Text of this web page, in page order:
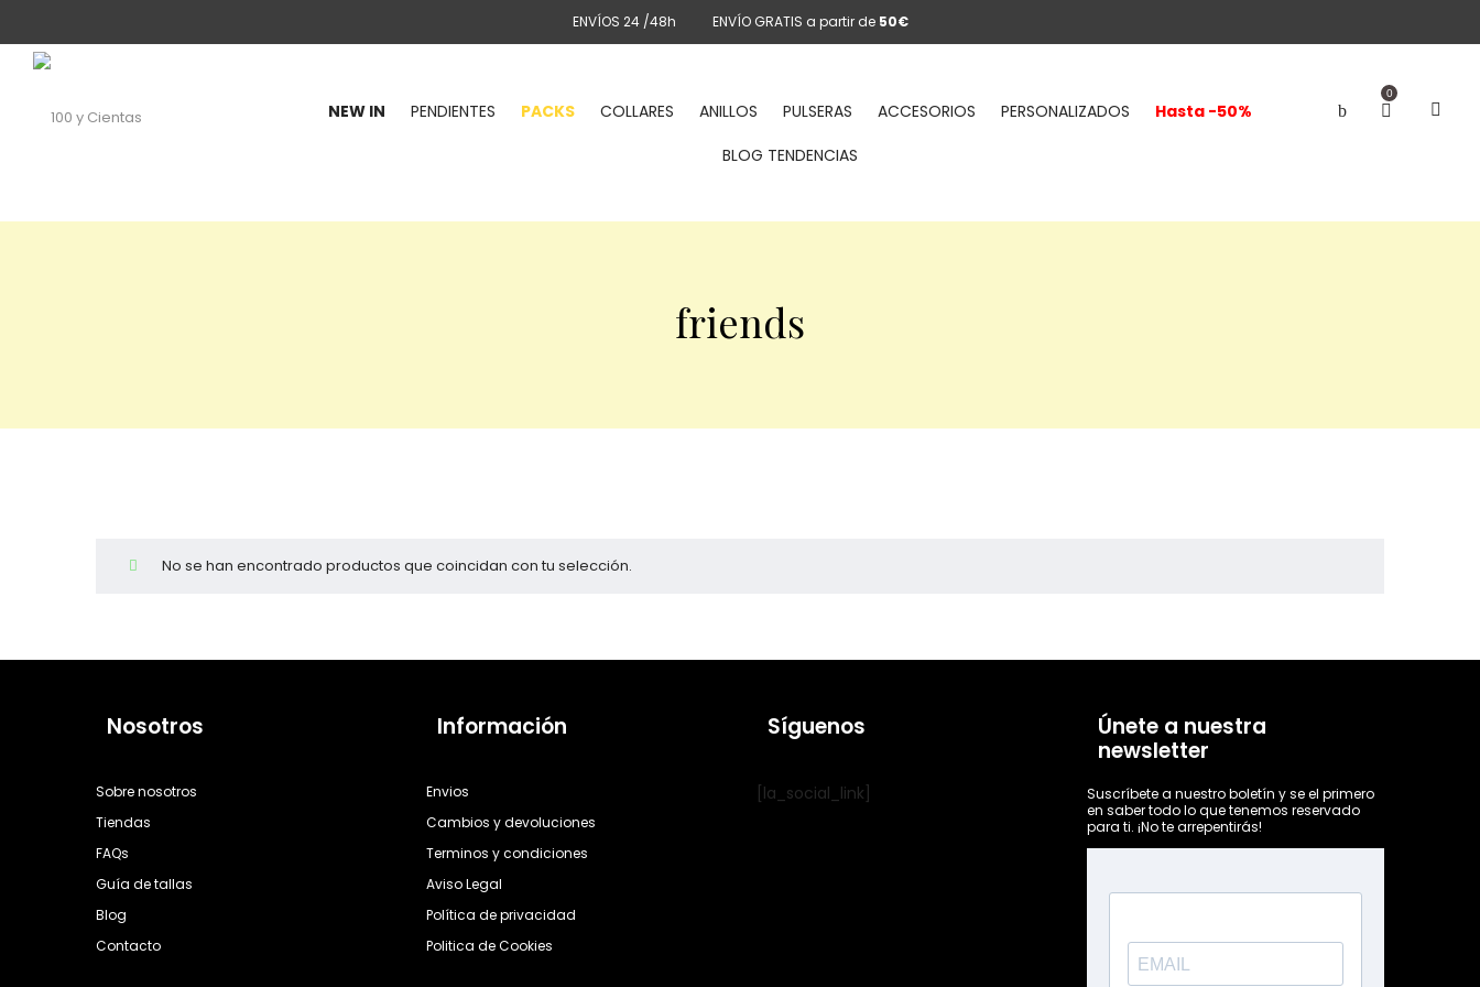
ENVÍOS 24 /48h ENVÍO GRATIS a partir de 50€
0
NEW IN PENDIENTES PACKS COLLARES ANILLOS PULSERAS ACCESORIOS PERSONALIZADOS
Hasta -50%
BLOG TENDENCIAS
friends
No se han encontrado productos que coincidan con tu selección.
Nosotros
Sobre nosotros
Tiendas
FAQs
Guía de tallas
Blog
Contacto
Información
Envios
Cambios y devoluciones
Terminos y condiciones
Aviso Legal
Política de privacidad
Politica de Cookies
Síguenos
[la_social_link]
Únete a nuestra
newsletter
Suscríbete a nuestro boletín y se el primero
en saber todo lo que tenemos reservado
para ti. ¡No te arrepentirás!